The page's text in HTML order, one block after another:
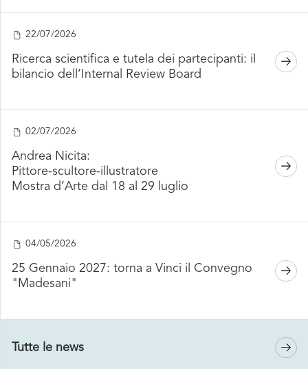
22/07/2026
Ricerca scientifica e tutela dei partecipanti: il
bilancio dell’Internal Review Board
02/07/2026
Andrea Nicita:
Pittore-scultore-illustratore
Mostra d’Arte dal 18 al 29 luglio
04/05/2026
25 Gennaio 2027: torna a Vinci il Convegno
"Madesani"
Tutte le news